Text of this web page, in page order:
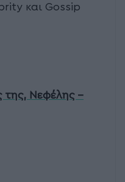
και Gossip
της, Νεφέλης –